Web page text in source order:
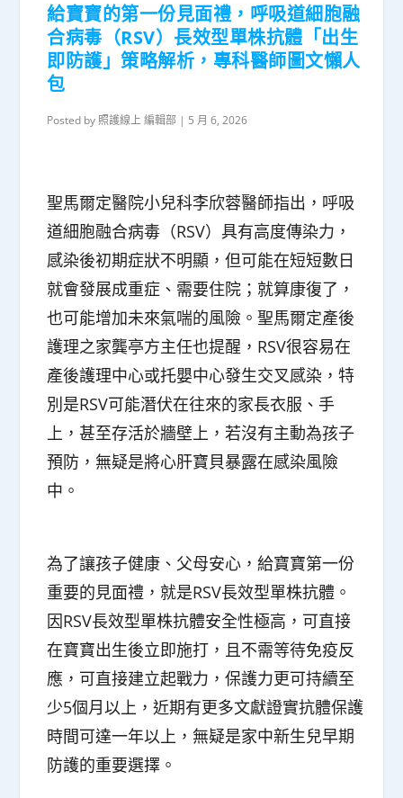
給寶寶的第一份見面禮，呼吸道細胞融
合病毒（RSV）長效型單株抗體「出生
即防護」策略解析，專科醫師圖文懶人
包
Posted by 照護線上 編輯部 | 5 月 6, 2026
聖馬爾定醫院小兒科李欣蓉醫師指出，呼吸
道細胞融合病毒（RSV）具有高度傳染力，
感染後初期症狀不明顯，但可能在短短數日
就會發展成重症、需要住院；就算康復了，
也可能增加未來氣喘的風險。聖馬爾定產後
護理之家龔亭方主任也提醒，RSV很容易在
產後護理中心或托嬰中心發生交叉感染，特
別是RSV可能潛伏在往來的家長衣服、手
上，甚至存活於牆壁上，若沒有主動為孩子
預防，無疑是將心肝寶貝暴露在感染風險
中。
為了讓孩子健康、父母安心，給寶寶第一份
重要的見面禮，就是RSV長效型單株抗體。
因RSV長效型單株抗體安全性極高，可直接
在寶寶出生後立即施打，且不需等待免疫反
應，可直接建立起戰力，保護力更可持續至
少5個月以上，近期有更多文獻證實抗體保護
時間可達一年以上，無疑是家中新生兒早期
防護的重要選擇。